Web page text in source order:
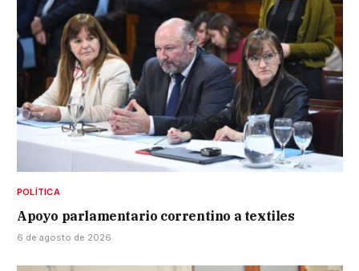
POLÍTICA
Apoyo parlamentario correntino a textiles
6 de agosto de 2026